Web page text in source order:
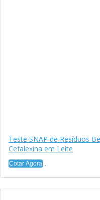
Teste SNAP de Resíduos
Cefalexina em Leite
Cotar Agora